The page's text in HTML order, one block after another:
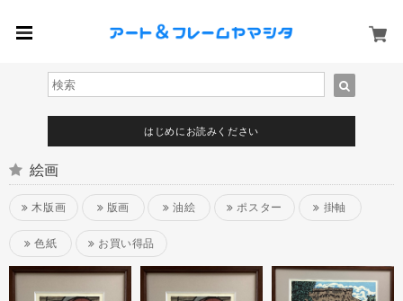
はじめにお読みください
絵画
木版画 版画 油絵 ポスター 掛軸
色紙 お買い得品